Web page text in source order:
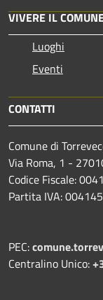
VIVERE IL
Luoghi
Eventi
CONTATTI
Comune di
Via Roma, 1 -
Codice Fiscale:
Partita IVA:
PEC:
Centralino Unico: